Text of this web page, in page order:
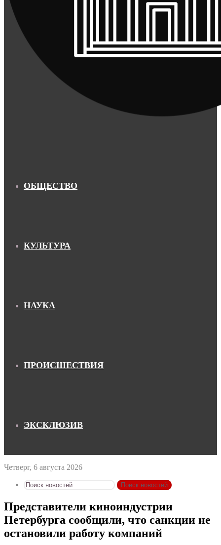
ОБЩЕСТВО
КУЛЬТУРА
НАУКА
ПРОИСШЕСТВИЯ
ЭКСКЛЮЗИВ
Четверг, 6 августа 2026
Поиск новостей
Представители киноиндустрии
Петербурга сообщили, что санкции не
остановили работу компаний